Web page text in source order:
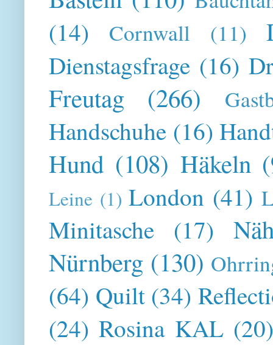
(14) Cornwall (11)
Dienstagsfrage (16)
Freutag (266)
Handschuhe (16)
Hund (108) Häkeln
Leine (1) London (41)
Minitasche (17)
Nürnberg (130)
(64) Quilt (34)
(24) Rosina KAL